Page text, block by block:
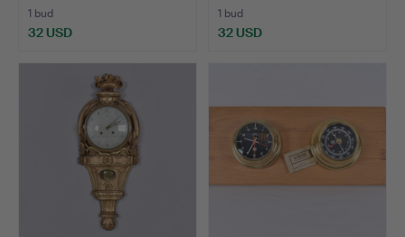
1 bud
32 USD
1 bud
32 USD